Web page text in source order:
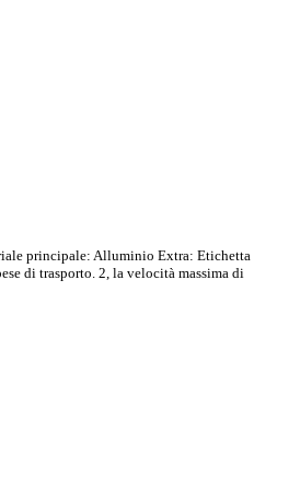
principale: Alluminio Extra: Etichetta
di trasporto. 2, la velocità massima di